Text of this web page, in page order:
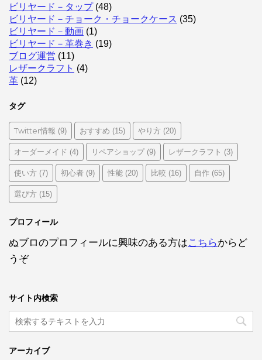
ビリヤード－タップ(48)
ビリヤード－チョーク・チョークケース (35)
ビリヤード－動画 (1)
ビリヤード－革巻き (19)
ブログ運営 (11)
レザークラフト (4)
革 (12)
タグ
Twitter情報 (9) おすすめ (15) やり方 (20)
オーダーメイド (4) リペアショップ(9) レザークラフト (3)
使い方 (7) 初心者 (9) 性能 (20) 比較 (16) 自作 (65)
選び方 (15)
プロフィール
ぬブロのプロフィールに興味のある方はこちらからど
うぞ
サイト内検索
アーカイブ